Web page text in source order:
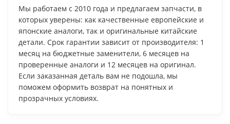
Мы работаем с 2010 года и предлагаем запчасти, в
которых уверены: как качественные европейские и
японские аналоги, так и оригинальные китайские
детали. Срок гарантии зависит от производителя: 1
месяц на бюджетные заменители, 6 месяцев на
проверенные аналоги и 12 месяцев на оригинал.
Если заказанная деталь вам не подошла, мы
поможем оформить возврат на понятных и
прозрачных условиях.